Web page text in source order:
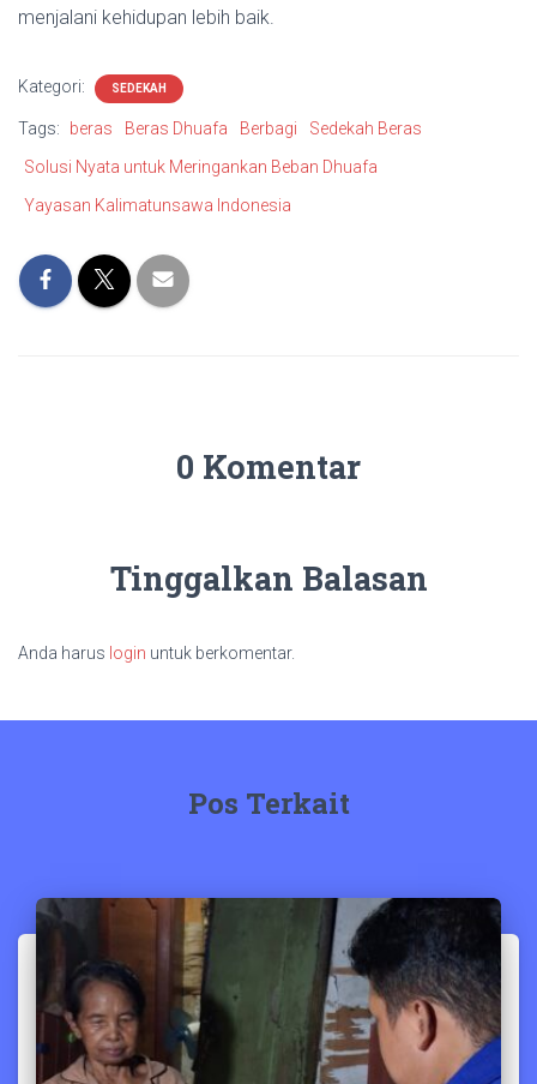
menjalani kehidupan lebih baik.
Kategori: SEDEKAH
Tags: beras Beras Dhuafa Berbagi
Sedekah Beras
Solusi Nyata untuk Meringankan Beban Dhuafa
Yayasan Kalimatunsawa Indonesia
0 Komentar
Tinggalkan Balasan
Anda harus login untuk berkomentar.
Pos Terkait